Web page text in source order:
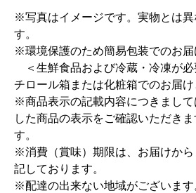
※写真はイメージです。実物とは異
す。
※環境保護のため簡易包装でのお届
＜生鮮食品および冷蔵・冷凍が必
チロール箱または化粧箱でのお届け
※商品表示の記載内容につきまして
した商品の表示をご確認いただき
す。
※消費（賞味）期限は、お届けか
記しております。
※配達の出来ない地域がございま